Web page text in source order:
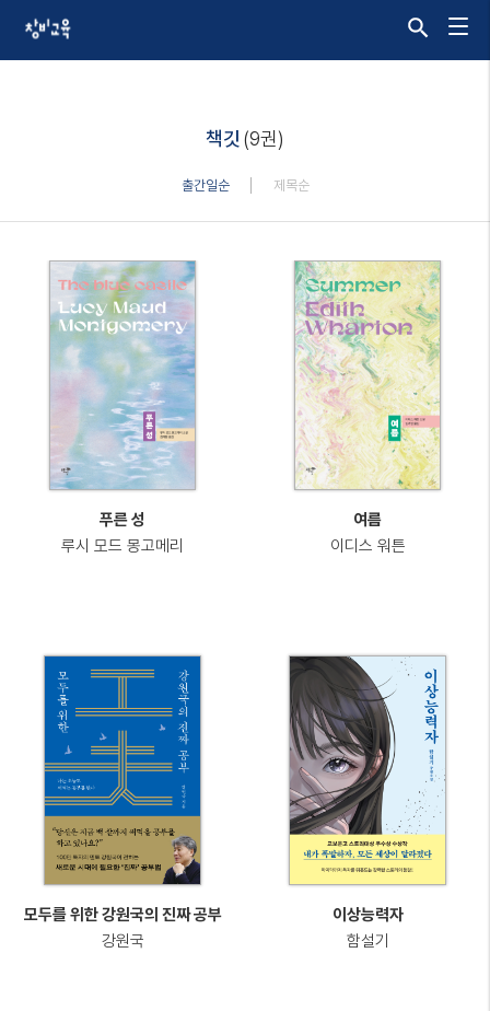
책깃 (9권)
출간일순 제목순
푸른 성
루시 모드 몽고메리
여름
이디스 워튼
모두를 위한 강원국의 진짜 공부
강원국
이상능력자
함설기